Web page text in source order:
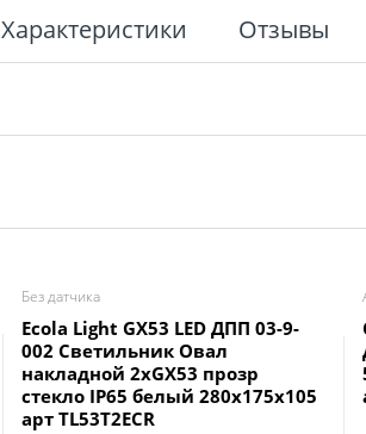
Характеристики Отзывы
Без датчика
Ecola Light GX53 LED ДПП 03-9-
002 Светильник Овал
накладной 2xGX53 прозр
стекло IP65 белый 280x175x105
арт TL53T2ECR